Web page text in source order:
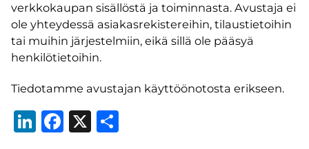
verkkokaupan sisällöstä ja toiminnasta. Avustaja ei
ole yhteydessä asiakasrekistereihin, tilaustietoihin
tai muihin järjestelmiin, eikä sillä ole pääsyä
henkilötietoihin.
Tiedotamme avustajan käyttöönotosta erikseen.
LinkedIn
Facebook
X